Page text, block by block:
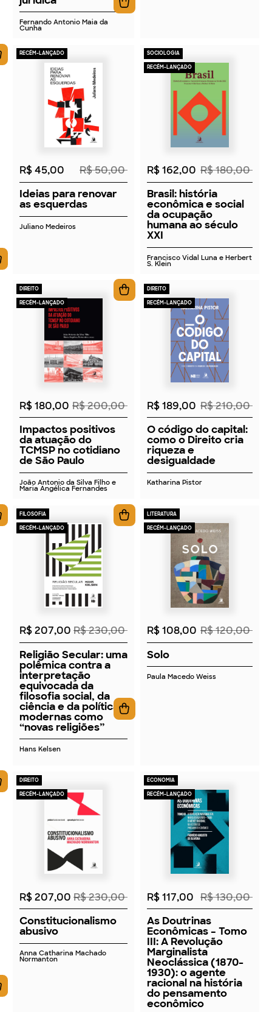
Fernando Antonio Maia da
Cunha
RECÉM-LANÇADO
2026
R$ 45,00
R$ 50,00
Ideias para renovar
as esquerdas
Juliano Medeiros
SOCIOLOGIA
RECÉM-LANÇADO
2026
R$ 162,00 R$ 180,00
Brasil: história
econômica e social
da ocupação
humana ao século
XXI
Francisco Vidal Luna e Herbert
S. Klein
DIREITO
RECÉM-LANÇADO
2026
R$ 180,00 R$ 200,00
Impactos positivos
da atuação do
TCMSP no cotidiano
de São Paulo
João Antonio da Silva Filho e
Maria Angélica Fernandes
DIREITO
RECÉM-LANÇADO
2026
R$ 189,00 R$ 210,00
O código do capital:
como o Direito cria
riqueza e
desigualdade
Katharina Pistor
FILOSOFIA
RECÉM-LANÇADO
2026
R$ 207,00 R$ 230,00
Religião Secular: uma
polêmica contra a
interpretação
equivocada da
filosofia social, da
ciência e da política
modernas como
“novas religiões”
Hans Kelsen
LITERATURA
RECÉM-LANÇADO
2026
R$ 108,00 R$ 120,00
Solo
Paula Macedo Weiss
DIREITO
RECÉM-LANÇADO
2026
R$ 207,00 R$ 230,00
Constitucionalismo
abusivo
Anna Catharina Machado
Normanton
ECONOMIA
RECÉM-LANÇADO
2026
R$ 117,00 R$ 130,00
As Doutrinas
Econômicas – Tomo
III: A Revolução
Marginalista
Neoclássica (1870-
1930): o agente
racional na história
do pensamento
econômico